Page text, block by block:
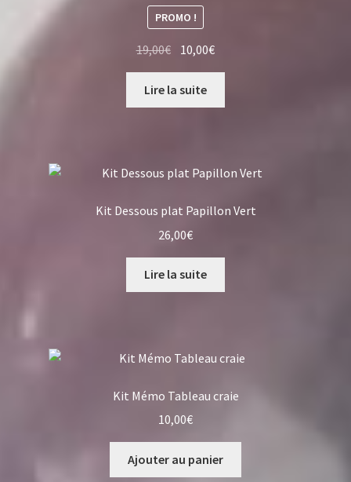
PROMO !
19,00€ Le
initial
était :
10,00€Le
est :
Lire la suite
Kit Dessous plat Papillon Vert
26,00€
Lire la suite
Kit Mémo Tableau craie
10,00€
Ajouter au panier